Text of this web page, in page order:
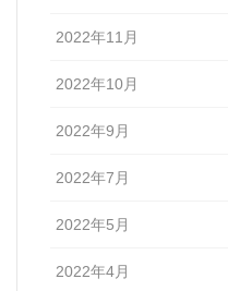
2022年11月
2022年10月
2022年9月
2022年7月
2022年5月
2022年4月